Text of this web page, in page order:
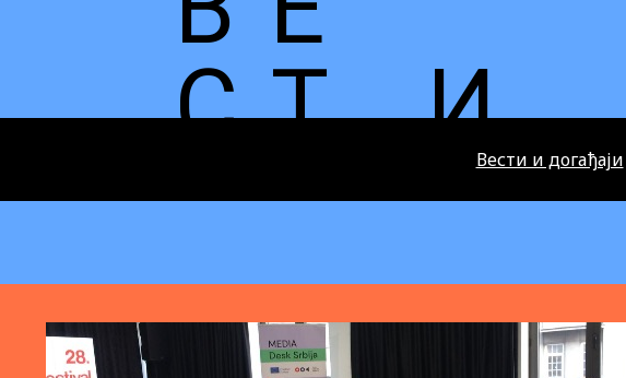
С Т
ИВести и догађаји